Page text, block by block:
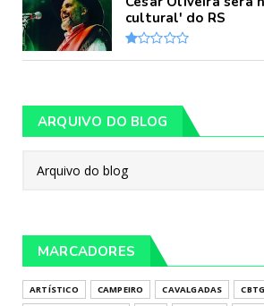
cultural' do RS
ARQUIVO DO BLOG
MARCADORES
ARTÍSTICO CAMPEIRO CAVALGADAS
CBTG